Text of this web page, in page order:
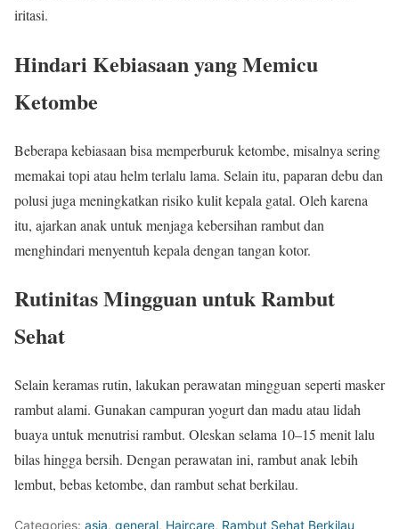
iritasi.
Hindari Kebiasaan yang Memicu
Ketombe
Beberapa kebiasaan bisa memperburuk ketombe, misalnya sering
memakai topi atau helm terlalu lama. Selain itu, paparan debu dan
polusi juga meningkatkan risiko kulit kepala gatal. Oleh karena
itu, ajarkan anak untuk menjaga kebersihan rambut dan
menghindari menyentuh kepala dengan tangan kotor.
Rutinitas Mingguan untuk Rambut
Sehat
Selain keramas rutin, lakukan perawatan mingguan seperti masker
rambut alami. Gunakan campuran yogurt dan madu atau lidah
buaya untuk menutrisi rambut. Oleskan selama 10–15 menit lalu
bilas hingga bersih. Dengan perawatan ini, rambut anak lebih
lembut, bebas ketombe, dan rambut sehat berkilau.
Categories: asia, general, Haircare, Rambut Sehat Berkilau